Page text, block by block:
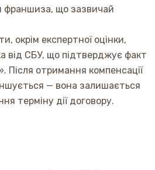
франшиза, що зазвичай
окрім експертної оцінки,
від СБУ, що підтверджує факт
Після отримання компенсації
— вона залишається
терміну дії договору.